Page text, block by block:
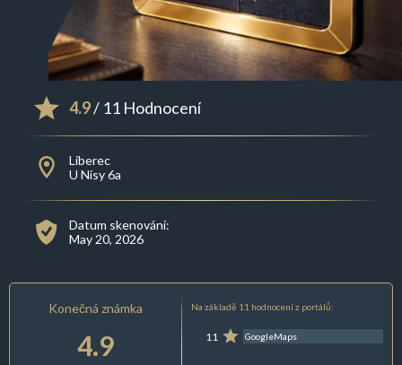
4.9/ 11 Hodnocení
Liberec
U Nisy 6a
Datum skenování:
May 20, 2026
Konečná známka
4.9
Na základě 11 hodnocení z portálů:
11 GoogleMaps